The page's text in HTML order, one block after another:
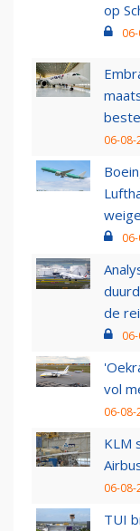
op
06-08-
de
vol
06-08-
KLM
06-08-
TUI